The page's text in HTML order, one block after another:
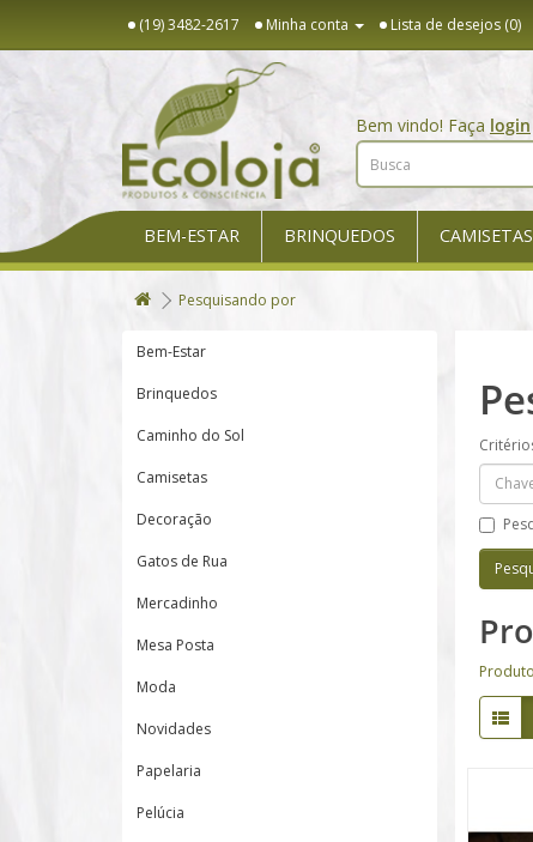
(19) 3482-2617 Minha conta Lista de desejos (0)
Bem vindo! Faça login
BEM-ESTAR BRINQUEDOS CAMISETAS
Pesquisando por
Bem-Estar
Brinquedos
Caminho do Sol
Camisetas
Decoração
Gatos de Rua
Mercadinho
Mesa Posta
Moda
Novidades
Papelaria
Pelúcia